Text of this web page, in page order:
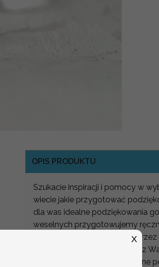
OPIS PRODUKTU
Szukacie inspiracji i pomocy w
wiecie jakie przygotować
dla was idealne podziękowania
weselnych przygotowujemy
gości weselnych mogą być
mogą zawierać wybrany przez
Różnorodne i spersonalizowane
X